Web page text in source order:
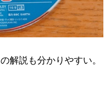
解説も分かりやすい。